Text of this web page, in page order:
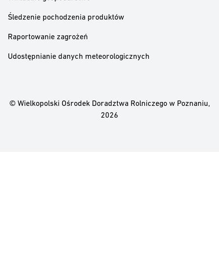
Śledzenie pochodzenia produktów
Raportowanie zagrożeń
Udostępnianie danych meteorologicznych
© Wielkopolski Ośrodek Doradztwa Rolniczego w Poznaniu,
2026